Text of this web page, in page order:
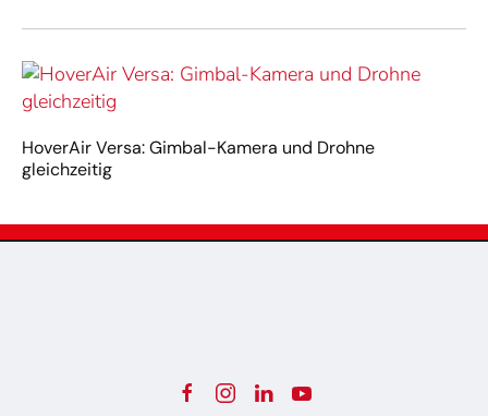
HoverAir Versa: Gimbal-Kamera und Drohne
gleichzeitig